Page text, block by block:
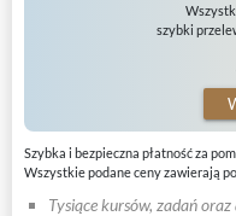
szybki
Szybka i bezpieczna płatność za
Wszystkie podane ceny zawierają
Tysiące kursów, zadań